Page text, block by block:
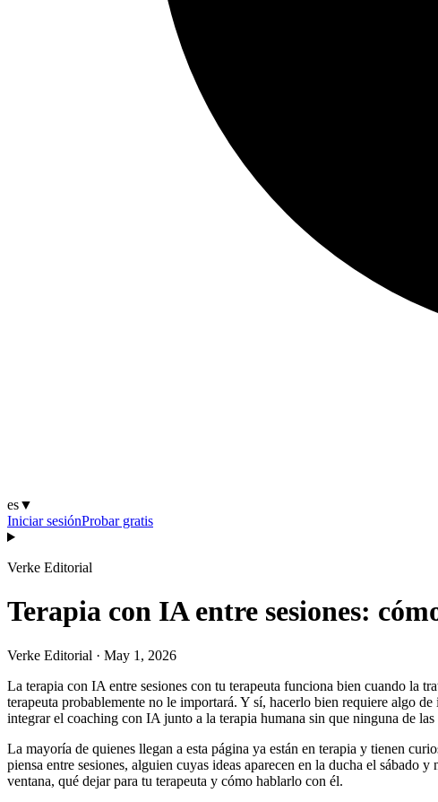
es▼
Iniciar sesiónProbar gratis
Verke Editorial
Terapia con IA entre sesiones:
Verke Editorial · May 1, 2026
La terapia con IA entre sesiones con tu terapeuta funciona bien cuando la
terapeuta probablemente no le importará. Y sí, hacerlo bien requiere algo
integrar el coaching con IA junto a la terapia humana sin que ninguna de
La mayoría de quienes llegan a esta página ya están en terapia y tienen
piensa entre sesiones, alguien cuyas ideas aparecen en la ducha el sábado
ventana, qué dejar para tu terapeuta y cómo hablarlo con él.